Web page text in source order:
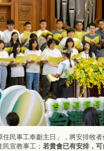
民事工奉獻主日」，將安排牧
宣教事工； 若貴會已有安排，